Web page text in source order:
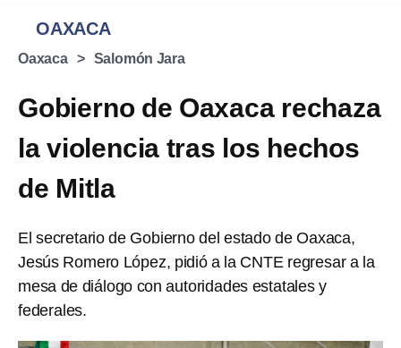
OAXACA
Oaxaca Salomón Jara
Gobierno de Oaxaca rechaza
la violencia tras los hechos
de Mitla
El secretario de Gobierno del estado de Oaxaca,
Jesús Romero López, pidió a la CNTE regresar a la
mesa de diálogo con autoridades estatales y
federales.